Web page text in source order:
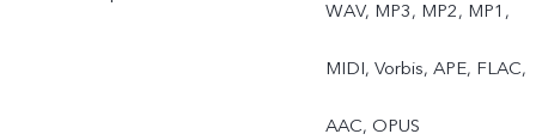
WAV, MP3, MP2, MP1,
MIDI, Vorbis, APE, FLAC,
AAC, OPUS